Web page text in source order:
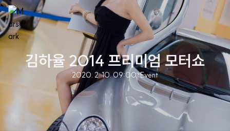
김하율 2014 프리미엄 모터쇼
2020. 2. 10. 09:00·Event